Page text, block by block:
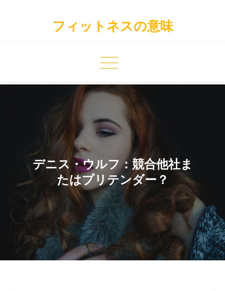
フィットネスの意味
デニス・ウルフ：競合他社ま
たはプリテンダー？